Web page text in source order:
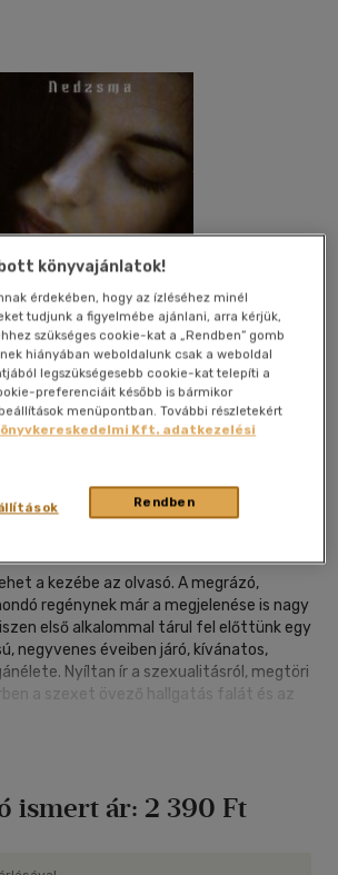
a kezébe az olvasó. A megrázó,
regénynek már a megjelenése is nagy
első alkalommal tárul fel előttünk egy
negyvenes éveiben járó, kívánatos,
Nyíltan ír a szexualitásról, megtöri
a szexet övező hallgatás falát és az
s ez felér egy politikai tettel. Ez az
egy test és egy lélek története. Egy olyan
és a kettejük között létrejött,
ismert ár: 2 390 Ft
könyvajánlatok!
érdekében, hogy az ízléséhez minél
tudjunk a figyelmébe ajánlani, arra kérjük,
szükséges cookie-kat a „Rendben” gomb
hiányában weboldalunk csak a weboldal
legszükségesebb cookie-kat telepíti a
preferenciáit később is bármikor
menüpontban. További részletekért
Kft. adatkezelési
Rendben